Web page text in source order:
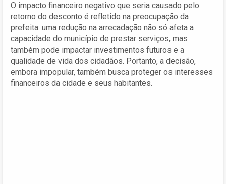
O impacto financeiro negativo que seria causado pelo
retorno do desconto é refletido na preocupação da
prefeita: uma redução na arrecadação não só afeta a
capacidade do município de prestar serviços, mas
também pode impactar investimentos futuros e a
qualidade de vida dos cidadãos. Portanto, a decisão,
embora impopular, também busca proteger os interesses
financeiros da cidade e seus habitantes.